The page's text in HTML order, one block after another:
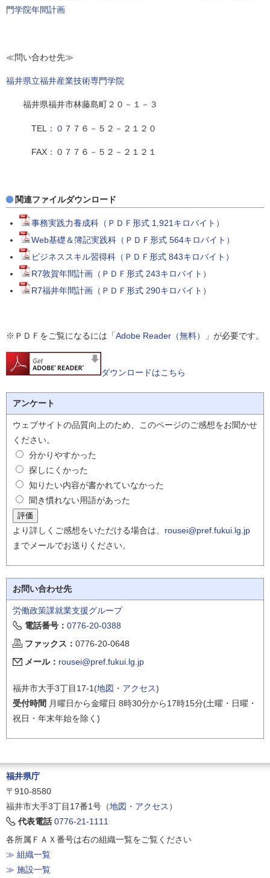
門学院年間計画
≪問い合わせ先≫
福井県立福井産業技術専門学院
福井県福井市林藤島町２０－１－３
TEL： ０ ７７６－５２－２１２０
FAX：０７７６－５２－２１２１
関連ファイルダウンロード
事務実践力養成科（ＰＤＦ形式 1,921キロバイト）
Web基礎＆簿記実践科（ＰＤＦ形式 564キロバイト）
ビジネススキル習得科（ＰＤＦ形式 843キロバイト）
R7敦賀年間計画（ＰＤＦ形式 243キロバイト）
R7福井年間計画（ＰＤＦ形式 290キロバイト）
※ＰＤＦをご覧になるには「Adobe Reader（無料） 」が必要です。
ダウンロードはこちら
アンケート
ウェブサイトの品質向上のため、このページのご感想をお聞かせ
ください。
分かりやすかった
探しにくかった
知りたい内容が書かれていなかった
聞き慣れない用語があった
より詳しくご感想をいただける場合は、 rousei@pref.fukui.lg.jp
までメールでお送りください。
お問い合わせ先
労働政策課就業支援グループ
電話番号： 0776-20-0388
ファックス： 0776-20-0648
メール： rousei@pref.fukui.lg.jp
福井市大手3丁目17-1(地図・アクセス)
受付時間 月曜日から金曜日 8時30分から17時15分(土曜・日曜・
祝日・年末年始を除く)
福井県庁
〒910-8580
福井市大手3丁目17番1号（地図・アクセス ）
代表電話 0776-21-1111
各所属ＦＡＸ番号は右の組織一覧をご覧ください
≫ 組織一覧
≫ 施設一覧